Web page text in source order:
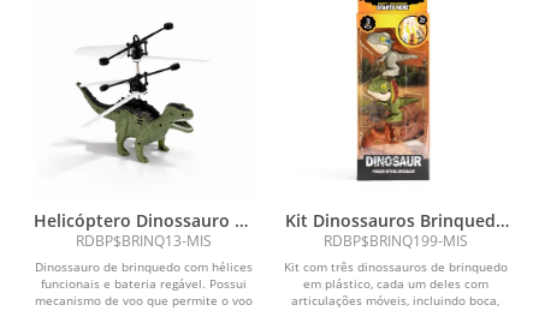
Helicóptero Dinossauro de
Brinquedo
RDBP$BRINQ13-MIS
Dinossauro de brinquedo com hélices
funcionais e bateria regável. Possui
mecanismo de voo que permite o voo
Kit Dinossauros Brinquedo
3 Peças
RDBP$BRINQ199-MIS
Kit com três dinossauros de brinquedo
em plástico, cada um deles com
articulações móveis, incluindo boca,